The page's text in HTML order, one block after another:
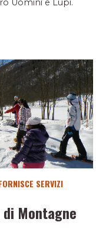
SERVIZI
Montagne